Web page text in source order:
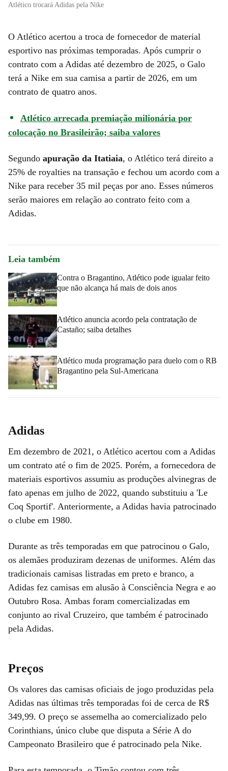
Atlético trocará Adidas pela Nike
O Atlético acertou a troca de fornecedor de material
esportivo nas próximas temporadas. Após cumprir o
contrato com a Adidas até dezembro de 2025, o Galo
terá a Nike em sua camisa a partir de 2026, em um
contrato de quatro anos.
Atlético arrecada premiação milionária por
colocação no Brasileirão; saiba valores
Segundo apuração da Itatiaia, o Atlético terá direito a
25% de royalties na transação e fechou um acordo com a
Nike para receber 35 mil peças por ano. Esses números
serão maiores em relação ao contrato feito com a
Adidas.
Leia também
Contra o Bragantino, Atlético pode igualar feito
que não alcança há mais de dois anos
Atlético anuncia acordo pela contratação de
Castaño; saiba detalhes
Atlético muda programação para duelo com o RB
Bragantino pela Sul-Americana
Adidas
Em dezembro de 2021, o Atlético acertou com a Adidas
um contrato até o fim de 2025. Porém, a fornecedora de
materiais esportivos assumiu as produções alvinegras de
fato apenas em julho de 2022, quando substituiu a 'Le
Coq Sportif'. Anteriormente, a Adidas havia patrocinado
o clube em 1980.
Durante as três temporadas em que patrocinou o Galo,
os alemães produziram dezenas de uniformes. Além das
tradicionais camisas listradas em preto e branco, a
Adidas fez camisas em alusão à Consciência Negra e ao
Outubro Rosa. Ambas foram comercializadas em
conjunto ao rival Cruzeiro, que também é patrocinado
pela Adidas.
Preços
Os valores das camisas oficiais de jogo produzidas pela
Adidas nas últimas três temporadas foi de cerca de R$
349,99. O preço se assemelha ao comercializado pelo
Corinthians, único clube que disputa a Série A do
Campeonato Brasileiro que é patrocinado pela Nike.